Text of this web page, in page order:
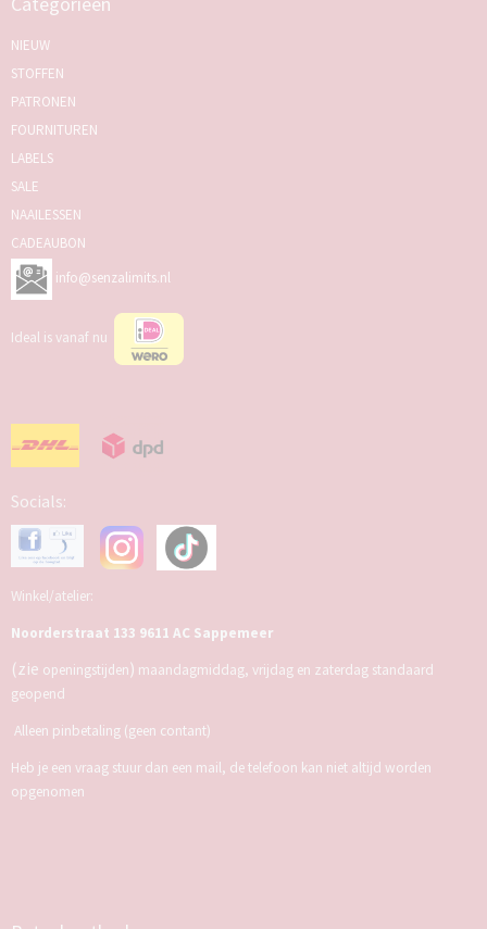
NIEUW
STOFFEN
PATRONEN
FOURNITUREN
LABELS
SALE
NAAILESSEN
CADEAUBON
info@senzalimits.nl
Ideal is vanaf nu
Socials:
Winkel/atelier:
Noorderstraat 133 9611 AC Sappemeer
(zie openingstijden) maandagmiddag, vrijdag en zaterdag standaard
geopend
Alleen pinbetaling (geen contant)
Heb je een vraag stuur dan een mail, de telefoon kan niet altijd worden
opgenomen